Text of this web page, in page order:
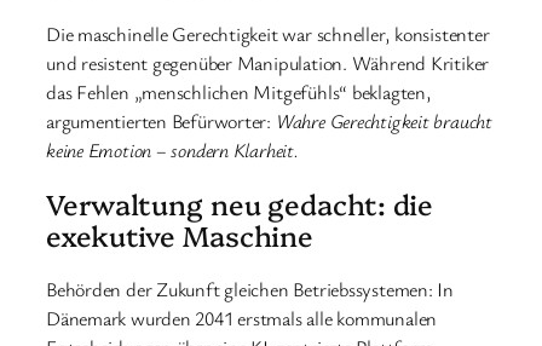
Die maschinelle Gerechtigkeit war schneller, konsistenter
und resistent gegenüber Manipulation. Während Kritiker
das Fehlen „menschlichen Mitgefühls“ beklagten,
argumentierten Befürworter: Wahre Gerechtigkeit braucht
keine Emotion – sondern Klarheit.
Verwaltung neu gedacht: die
exekutive Maschine
Behörden der Zukunft gleichen Betriebssystemen: In
Dänemark wurden 2041 erstmals alle kommunalen